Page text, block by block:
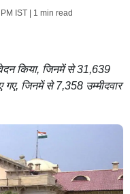
IST| 1 min read
किया, जिनमें से 31,639
गए, जिनमें से 7,358 उम्मीदवार